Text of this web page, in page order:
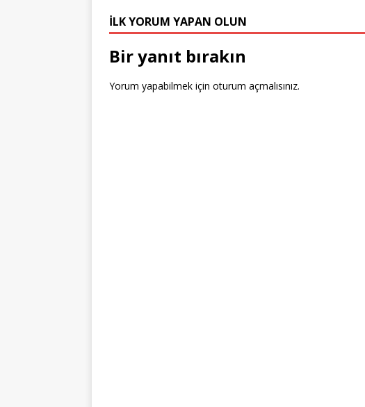
e
r
e
st
b
o
o
k
r dI
n p g
İLK YORUM YAPAN OLUN
Bir yanıt bırakın
Yorum yapabilmek için oturum açmalısınız.